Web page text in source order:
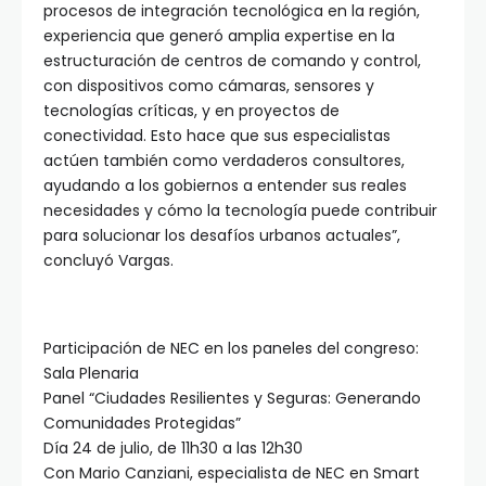
procesos de integración tecnológica en la región,
experiencia que generó amplia expertise en la
estructuración de centros de comando y control,
con dispositivos como cámaras, sensores y
tecnologías críticas, y en proyectos de
conectividad. Esto hace que sus especialistas
actúen también como verdaderos consultores,
ayudando a los gobiernos a entender sus reales
necesidades y cómo la tecnología puede contribuir
para solucionar los desafíos urbanos actuales”,
concluyó Vargas.
Participación de NEC en los paneles del congreso:
Sala Plenaria
Panel “Ciudades Resilientes y Seguras: Generando
Comunidades Protegidas”
Día 24 de julio, de 11h30 a las 12h30
Con Mario Canziani, especialista de NEC en Smart